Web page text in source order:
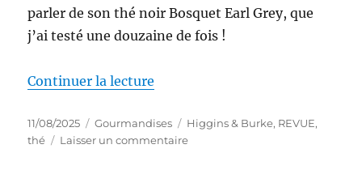
parler de son thé noir Bosquet Earl Grey, que
j’ai testé une douzaine de fois !
Continuer la lecture
Publié
le
11/08/2025 Catégories
Gourmandises Étiquettes
Higgins & Burke, REVUE,
thé
Laisser un commentairesur